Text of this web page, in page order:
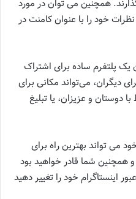
همچنین می توان در مورد
خود را با عنوان کامنت در
یک پلتفرم ساده برای اشتراک
دیگران، می‌تواند مکانی برای
دوستان و عزیزان، یا تبلیغ
می تواند بهترین راه برای
همچنین شما قادر خواهید بود
اینستاگرام خود را تغییر دهید